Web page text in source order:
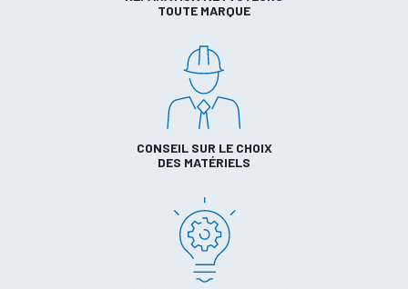
TOUTE MARQUE
CONSEIL SUR LE CHOIX
DES MATÉRIELS